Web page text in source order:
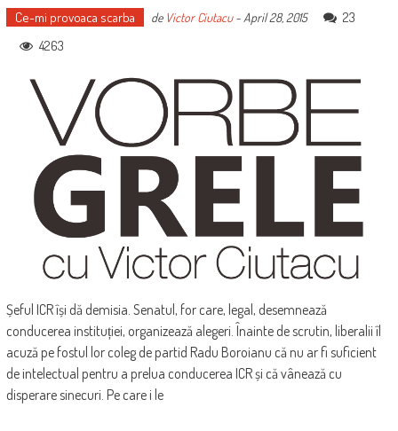
Ce-mi provoaca scarba de Victor Ciutacu-April 28, 2015
23
4263
Șeful ICR își dă demisia. Senatul, for care, legal, desemnează
conducerea instituției, organizează alegeri. Înainte de scrutin, liberalii îl
acuză pe fostul lor coleg de partid Radu Boroianu că nu ar fi suficient
de intelectual pentru a prelua conducerea ICR și că vânează cu
disperare sinecuri. Pe care i le